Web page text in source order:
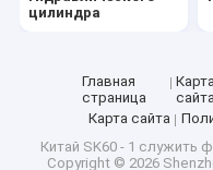
цилиндра
Главная
страница
Карта
сайта
Карта сайта
Китай SK60 - 1 служить
Copyright © 2026